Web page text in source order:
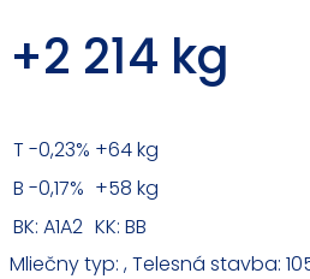
+2 214 kg
T -0,23% +64 kg
B -0,17% +58 kg
BK: A1A2 KK: BB
Mliečny typ: , Telesná stavba: